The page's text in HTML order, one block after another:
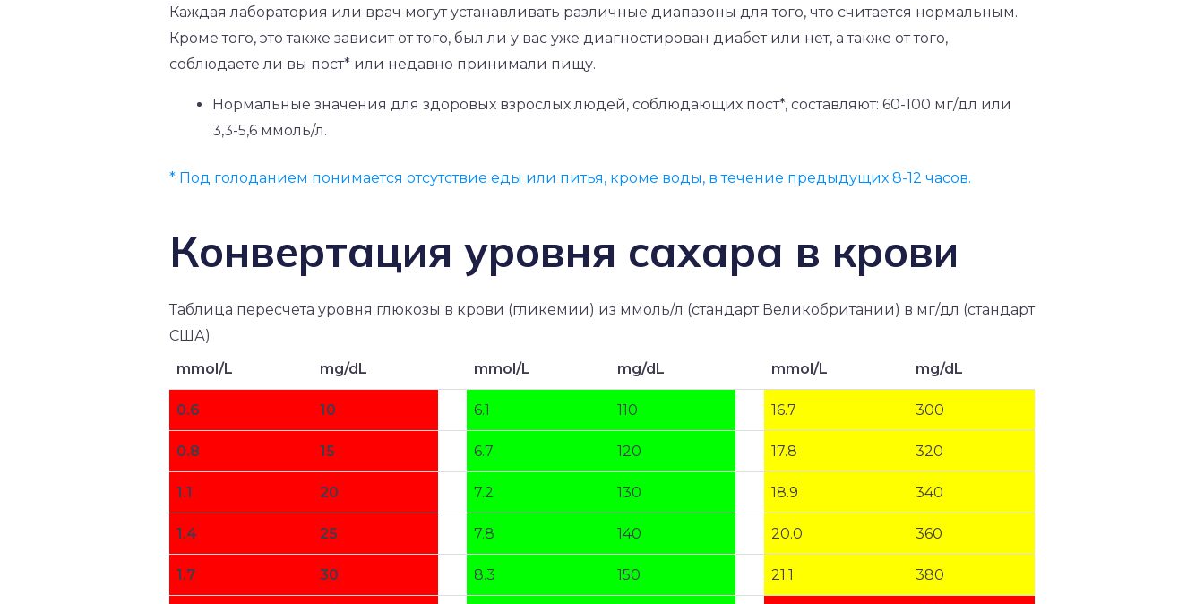
Каждая лаборатория или врач могут устанавливать различные диапазоны для того, что считается нормальным.
Кроме того, это также зависит от того, был ли у вас уже диагностирован диабет или нет, а также от того,
соблюдаете ли вы пост* или недавно принимали пищу.
Нормальные значения для здоровых взрослых людей, соблюдающих пост*, составляют: 60-100 мг/дл или
3,3-5,6 ммоль/л.
* Под голоданием понимается отсутствие еды или питья, кроме воды, в течение предыдущих 8-12 часов.
Конвертация уровня сахара в крови
Таблица пересчета уровня глюкозы в крови (гликемии) из ммоль/л (стандарт Великобритании) в мг/дл (стандарт
США)
mmol/L
mg/dL mmol/L mg/dL mmol/L mg/dL
0.6 10 6.1 110 16.7 300
0.8 15 6.7 120 17.8 320
1.1 20 7.2 130 18.9 340
1.4 25 7.8 140 20.0 360
1.7 30 8.3 150 21.1 380